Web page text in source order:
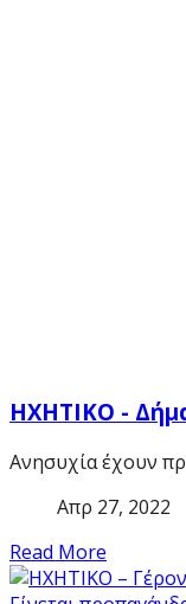
ΗΧΗΤΙΚΟ -
Ανησυχία έχουν
Απρ 27, 2022
Read More